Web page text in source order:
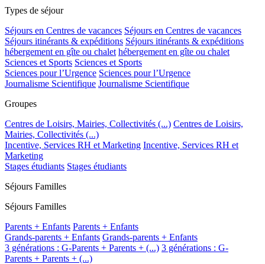
Types de séjour
Séjours en Centres de vacances Séjours en Centres de vacances
Séjours itinérants & expéditions Séjours itinérants & expéditions
hébergement en gîte ou chalet hébergement en gîte ou chalet
Sciences et Sports Sciences et Sports
Sciences pour l’Urgence Sciences pour l’Urgence
Journalisme Scientifique Journalisme Scientifique
Groupes
Centres de Loisirs, Mairies, Collectivités (...) Centres de Loisirs,
Mairies, Collectivités (...)
Incentive, Services RH et Marketing Incentive, Services RH et
Marketing
Stages étudiants Stages étudiants
Séjours Familles
Séjours Familles
Parents + Enfants Parents + Enfants
Grands-parents + Enfants Grands-parents + Enfants
3 générations : G-Parents + Parents + (...) 3 générations : G-
Parents + Parents + (...)